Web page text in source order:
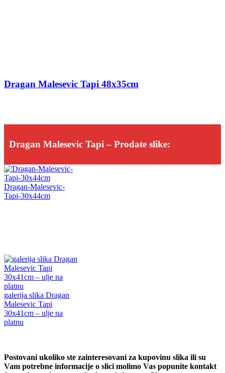
Dragan Malesevic Tapi 48x35cm
Dragan Malesevic Tapi – Prodate slike:
Dragan-Malesevic-
Tapi-30x44cm
galerija slika Dragan
Malesevic Tapi
30x41cm – ulje na
platnu
Postovani ukoliko ste zainteresovani za kupovinu slika ili su
Vam potrebne informacije o slici molimo Vas popunite kontakt